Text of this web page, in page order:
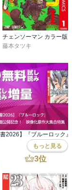
チェンソーマン カラー版
藤本タツキ
もっと見る
3位